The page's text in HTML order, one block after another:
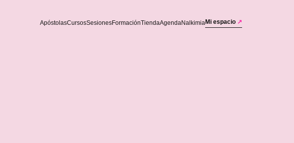
ApóstolasCursosSesionesFormaciónTiendaAgendaNalkimiaMi espacio ↗